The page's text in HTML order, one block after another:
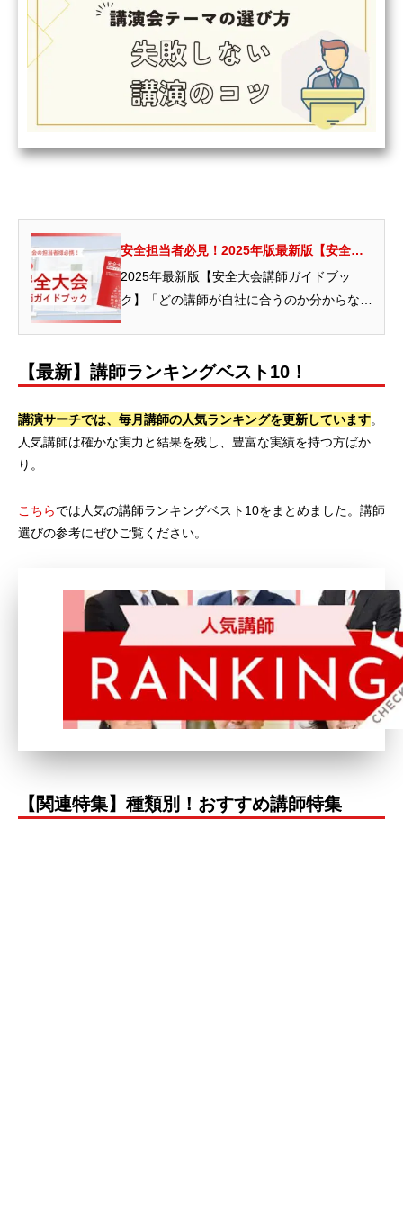
安全担当者必見！2025年版最新版【安全大
会講師ガイドブック】｜各分野のプロが勢揃
2025年最新版【安全大会講師ガイドブッ
ク】「どの講師が自社に合うのか分からな
【最新】講師ランキングベスト10！
講演サーチでは、毎月講師の人気ランキングを更新しています。
人気講師は確かな実力と結果を残し、豊富な実績を持つ方ばか
り。
こちらでは人気の講師ランキングベスト10をまとめました。講師
選びの参考にぜひご覧ください。
【関連特集】種類別！おすすめ講師特集